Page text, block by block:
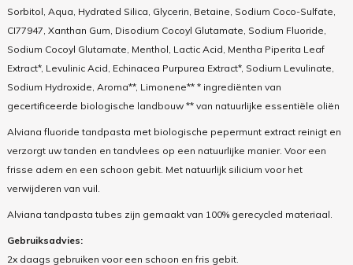
Sorbitol, Aqua, Hydrated Silica, Glycerin, Betaine, Sodium Coco-Sulfate,
CI77947, Xanthan Gum, Disodium Cocoyl Glutamate, Sodium Fluoride,
Sodium Cocoyl Glutamate, Menthol, Lactic Acid, Mentha Piperita Leaf
Extract*, Levulinic Acid, Echinacea Purpurea Extract*, Sodium Levulinate,
Sodium Hydroxide, Aroma**, Limonene** * ingrediënten van
gecertificeerde biologische landbouw ** van natuurlijke essentiële oliën
Alviana fluoride tandpasta met biologische pepermunt extract reinigt en
verzorgt uw tanden en tandvlees op een natuurlijke manier. Voor een
frisse adem en een schoon gebit. Met natuurlijk silicium voor het
verwijderen van vuil.
Alviana tandpasta tubes zijn gemaakt van 100% gerecycled materiaal.
Gebruiksadvies:
2x daags gebruiken voor een schoon en fris gebit.